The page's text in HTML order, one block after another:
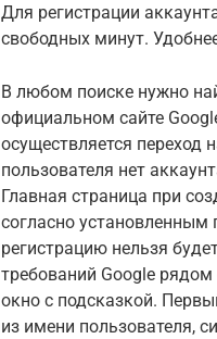
Для регистрации
свободных минут.
В любом поиске нужно
официальном сайте
осуществляется переход
пользователя нет
Главная страница при
согласно
регистрацию нельзя
требований Google
окно с подсказкой.
из имени пользователя,